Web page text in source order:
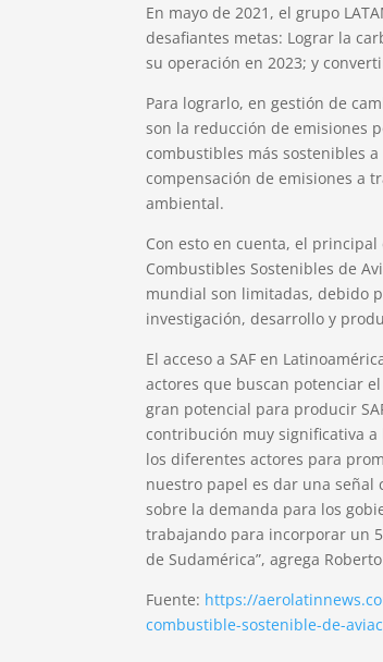
En mayo de 2021, el grupo
desafiantes metas: Lograr la
su operación en 2023; y
Para lograrlo, en gestión de
son la reducción de emisiones
combustibles más sostenibles
compensación de emisiones a
ambiental.
Con esto en cuenta, el
Combustibles Sostenibles de
mundial son limitadas, debido
investigación, desarrollo y
El acceso a SAF en
actores que buscan potenciar
gran potencial para producir
contribución muy significativa a
los diferentes actores para
nuestro papel es dar una señal
sobre la demanda para los
trabajando para incorporar un
de Sudamérica”, agrega
Fuente: https://
combustible-sostenible-de-